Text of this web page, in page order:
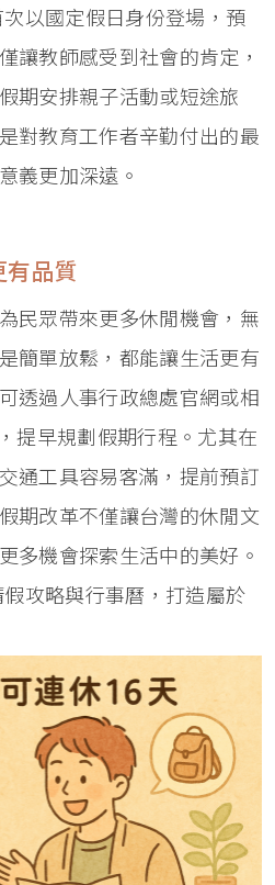
以國定假日身份登場，預
讓教師感受到社會的肯定，
期安排親子活動或短途旅
對教育工作者辛勤付出的最
義更加深遠。
品質
民眾帶來更多休閒機會，無
簡單放鬆，都能讓生活更有
透過人事行政總處官網或相
提早規劃假期行程。尤其在
通工具容易客滿，提前預訂
期改革不僅讓台灣的休閒文
多機會探索生活中的美好。
攻略與行事曆，打造屬於